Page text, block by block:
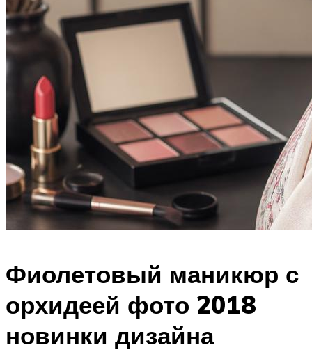
Фиолетовый маникюр с
орхидеей фото 2018
новинки дизайна